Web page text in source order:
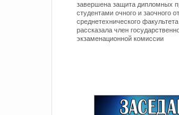
завершена защита дипломных
студентами очного и заочного
среднетехнического
рассказала член
экзаменационной комиссии